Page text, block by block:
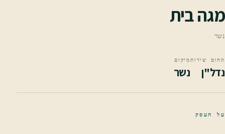
מגה בית
נשר
תחום שירות
נדל"ן
מיקום
נשר
על העסק